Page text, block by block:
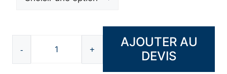
-
quantité
de
+
AJOUTER AU
DEVIS